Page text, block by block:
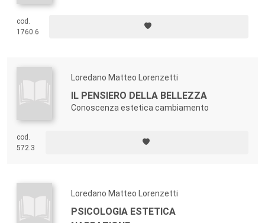
cod.
1760.6
Loredano Matteo Lorenzetti
IL PENSIERO DELLA BELLEZZA
Conoscenza estetica cambiamento
cod.
572.3
Loredano Matteo Lorenzetti
PSICOLOGIA ESTETICA